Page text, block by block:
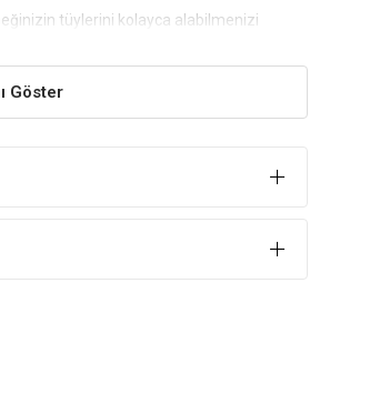
tüylerini kolayca alabilmenizi
uzun yıllar kullanım sunar.
Göster